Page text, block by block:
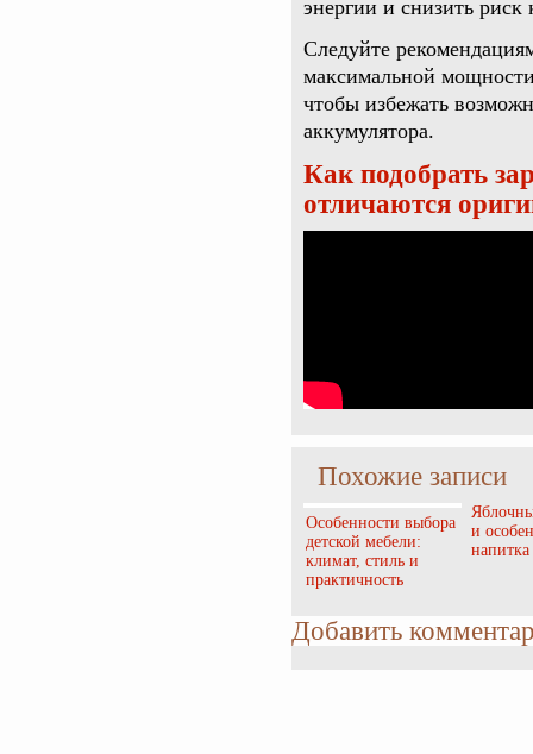
энергии и снизить риск
Следуйте
максимальной
чтобы избежать
аккумулятора.
Как подобрать
отличаются
Похожие записи
Особенности выбора
детской мебели:
климат, стиль и
практичность
и
напитка
Добавить